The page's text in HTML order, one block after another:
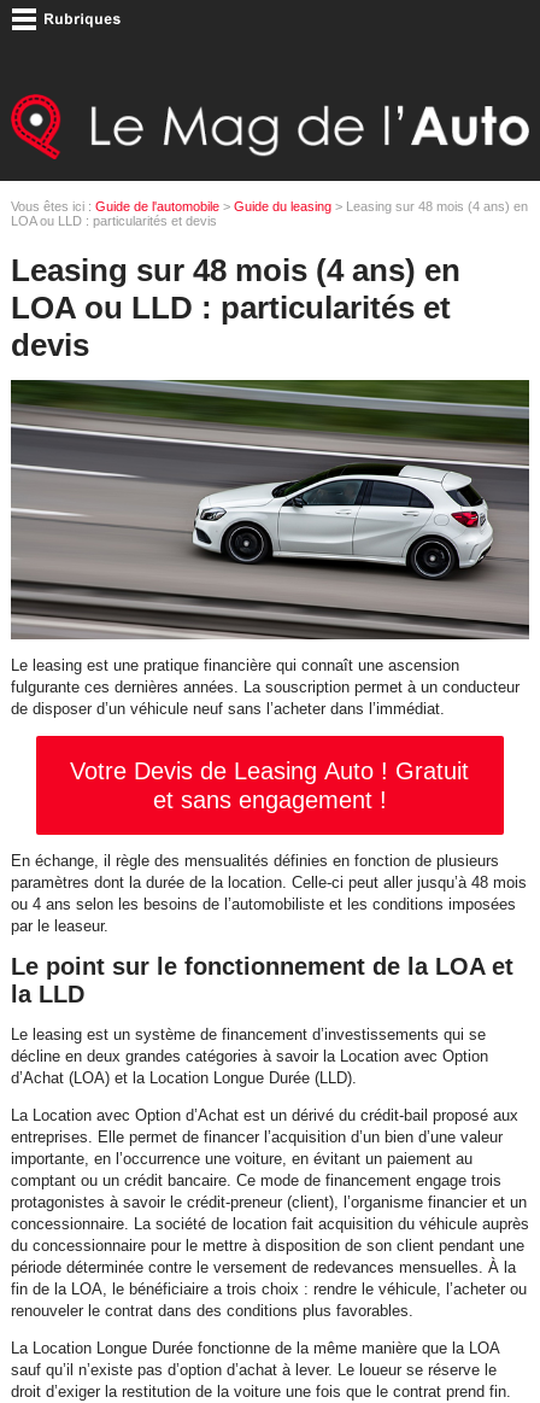
Vous êtes ici : Guide de l'automobile> Guide du leasing> Leasing sur 48 mois (4 ans) en
LOA ou LLD : particularités et devis
Leasing sur 48 mois (4 ans) en
LOA ou LLD : particularités et
devis
Le leasing est une pratique financière qui connaît une ascension
fulgurante ces dernières années. La souscription permet à un conducteur
de disposer d’un véhicule neuf sans l’acheter dans l’immédiat.
Votre Devis de Leasing Auto ! Gratuit
et sans engagement !
En échange, il règle des mensualités définies en fonction de plusieurs
paramètres dont la durée de la location. Celle-ci peut aller jusqu’à 48 mois
ou 4 ans selon les besoins de l’automobiliste et les conditions imposées
par le leaseur.
Le point sur le fonctionnement de la LOA et
la LLD
Le leasing est un système de financement d’investissements qui se
décline en deux grandes catégories à savoir la Location avec Option
d’Achat (LOA) et la Location Longue Durée (LLD).
La Location avec Option d’Achat est un dérivé du crédit-bail proposé aux
entreprises. Elle permet de financer l’acquisition d’un bien d’une valeur
importante, en l’occurrence une voiture, en évitant un paiement au
comptant ou un crédit bancaire. Ce mode de financement engage trois
protagonistes à savoir le crédit-preneur (client), l’organisme financier et un
concessionnaire. La société de location fait acquisition du véhicule auprès
du concessionnaire pour le mettre à disposition de son client pendant une
période déterminée contre le versement de redevances mensuelles. À la
fin de la LOA, le bénéficiaire a trois choix : rendre le véhicule, l’acheter ou
renouveler le contrat dans des conditions plus favorables.
La Location Longue Durée fonctionne de la même manière que la LOA
sauf qu’il n’existe pas d’option d’achat à lever. Le loueur se réserve le
droit d’exiger la restitution de la voiture une fois que le contrat prend fin.